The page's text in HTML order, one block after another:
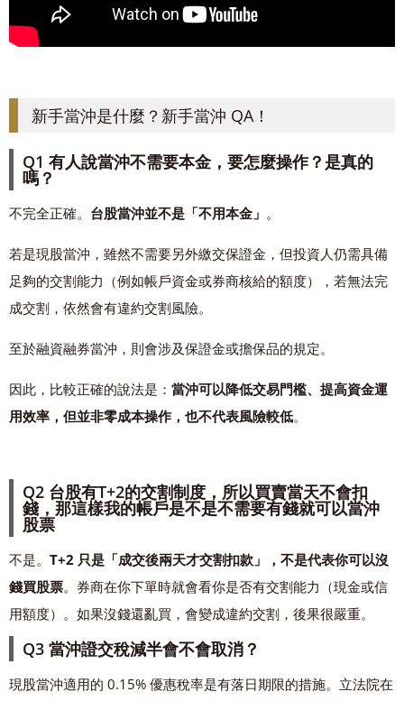
新手當沖是什麼？新手當沖 QA！
Q1 有人說當沖不需要本金，要怎麼操作？是真的
嗎？
不完全正確。 台股當沖並不是「不用本金」 。
若是現股當沖，雖然不需要另外繳交保證金，但投資人仍需具備
足夠的交割能力（例如帳戶資金或券商核給的額度），若無法完
成交割，依然會有違約交割風險。
至於融資融券當沖，則會涉及保證金或擔保品的規定。
因此，比較正確的說法是： 當沖可以降低交易門檻、提高資金運
用效率，但並非零成本操作，也不代表風險較低。
Q2 台股有T+2的交割制度，所以買賣當天不會扣
錢，那這樣我的帳戶是不是不需要有錢就可以當沖
股票
不是。 T+2 只是「成交後兩天才交割扣款」，不是代表你可以沒
錢買股票。券商在你下單時就會看你是否有交割能力（現金或信
用額度）。如果沒錢還亂買，會變成違約交割，後果很嚴重。
Q3 當沖證交稅減半會不會取消？
現股當沖適用的 0.15% 優惠稅率是有落日期限的措施。立法院在